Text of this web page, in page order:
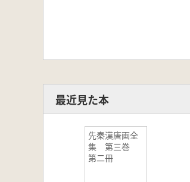
最近見た本
先秦漢唐画全
集 第三巻
第二冊